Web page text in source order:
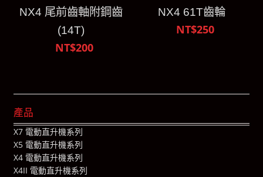
NX4 尾前齒軸附鋼齒
(14T)
NT$200
NX4 61T齒輪
NT$250
產品
X7 電動直升機系列
X5 電動直升機系列
X4 電動直升機系列
X4II 電動直升機系列